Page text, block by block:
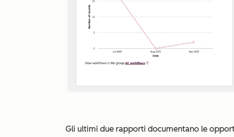
Gli ultimi due rapporti documentano le